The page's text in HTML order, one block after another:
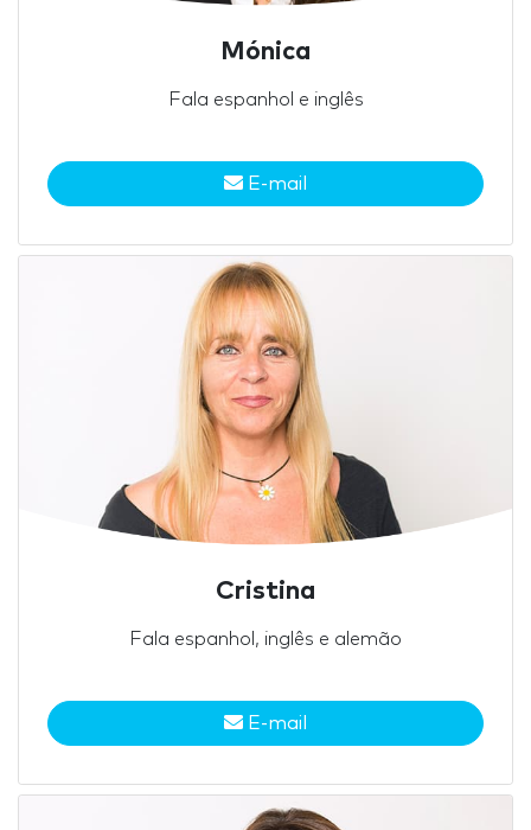
Mónica
Fala espanhol e inglês
E-mail
Cristina
Fala espanhol, inglês e alemão
E-mail